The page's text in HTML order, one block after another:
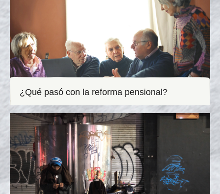
¿Qué pasó con la reforma pensional?